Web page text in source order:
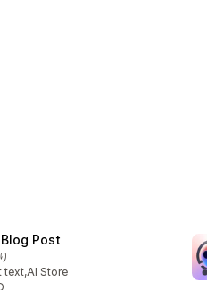
Blog Post
text,AI Store